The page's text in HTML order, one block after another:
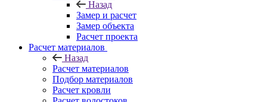
Назад
Замер и расчет
Замер объекта
Расчет проекта
Расчет материалов
Назад
Расчет материалов
Подбор материалов
Расчет кровли